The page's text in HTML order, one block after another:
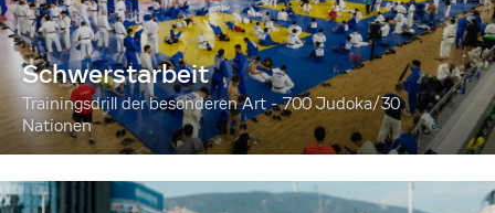
Schwerstarbeit
Trainingsdrill der besonderen Art - 700 Judoka/30
Nationen